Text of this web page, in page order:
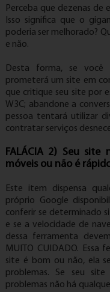
Perceba que dezenas de
Isso significa que o
poderia ser melhorado?
e não.
Desta forma, se
prometerá um site em
que critique seu site por
W3C; abandone a
pessoa tentará utilizar
contratar serviços
FALÁCIA 2) Seu site
móveis ou não é
Este item dispensa
próprio Google
conferir se determinado
e se a velocidade de
dessa ferramenta
MUITO CUIDADO. Essa
site é bom ou não, ela
problemas. Se seu
problemas não há